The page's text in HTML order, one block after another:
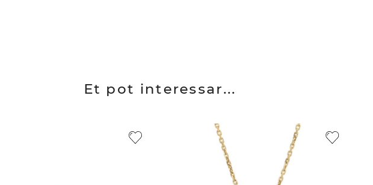
Et pot interessar...